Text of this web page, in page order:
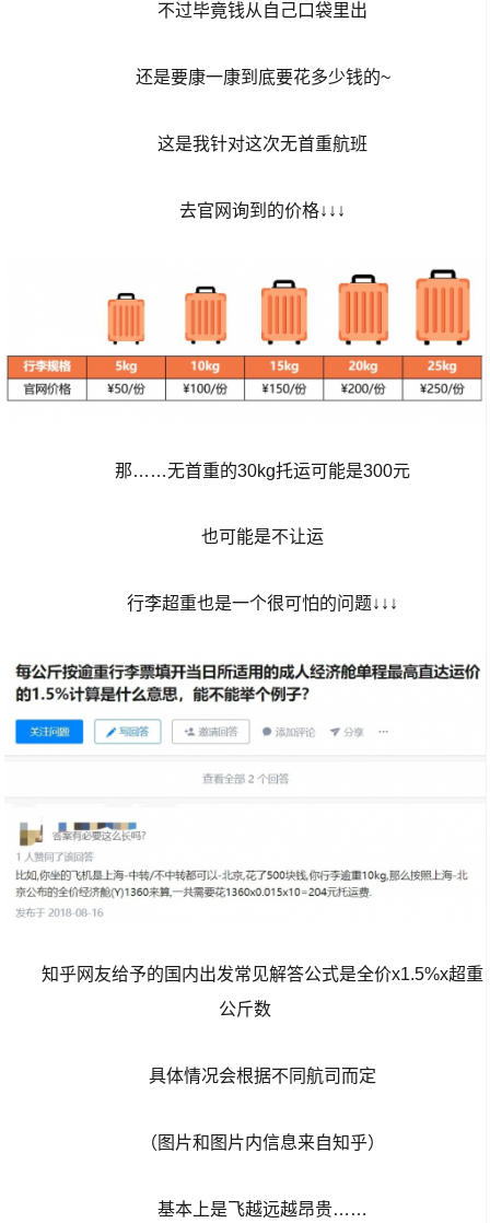
不过毕竟钱从自己口袋里出
还是要康一康到底要花多少钱的~
这是我针对这次无首重航班
去官网询到的价格↓↓↓
那……无首重的30kg托运可能是300元
也可能是不让运
行李超重也是一个很可怕的问题↓↓↓
知乎网友给予的国内出发常见解答公式是全价x1.5%x超重
公斤数
具体情况会根据不同航司而定
（图片和图片内信息来自知乎）
基本上是飞越远越昂贵……